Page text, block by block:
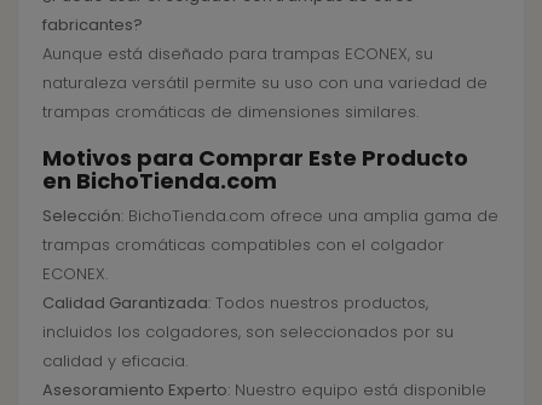
fabricantes?
Aunque está diseñado para trampas ECONEX, su
naturaleza versátil permite su uso con una variedad de
trampas cromáticas de dimensiones similares.
Motivos para Comprar Este Producto
en BichoTienda.com
Selección: BichoTienda.com ofrece una amplia gama de
trampas cromáticas compatibles con el colgador
ECONEX.
Calidad Garantizada: Todos nuestros productos,
incluidos los colgadores, son seleccionados por su
calidad y eficacia.
Asesoramiento Experto: Nuestro equipo está disponible